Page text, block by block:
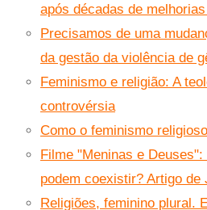
após décadas de
Precisamos de uma
da gestão da violência de
Feminismo e religião: A
controvérsia
Como o feminismo
Filme "Meninas e
podem coexistir? Artigo de
Religiões, feminino plural.